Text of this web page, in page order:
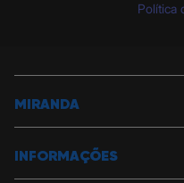
Política
MIRANDA
Política de Segurança
INFORMAÇÕES